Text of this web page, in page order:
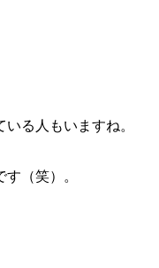
る人もいますね。
（笑）。